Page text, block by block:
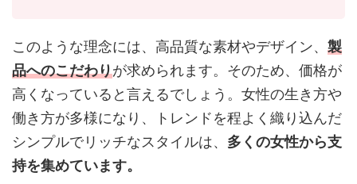
このような理念には、高品質な素材やデザイン、 製
品へのこだわりが求められます。そのため、価格が
高くなっていると言えるでしょう。女性の生き方や
働き方が多様になり、トレンドを程よく織り込んだ
シンプルでリッチなスタイルは、 多くの女性から支
持を集めています。